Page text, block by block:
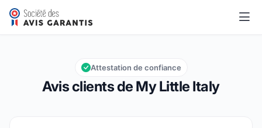
My Little Italy
Note globale : 4,8 sur 5
4,8/5
Avis clients de My Little Italy
Attestation de confiance